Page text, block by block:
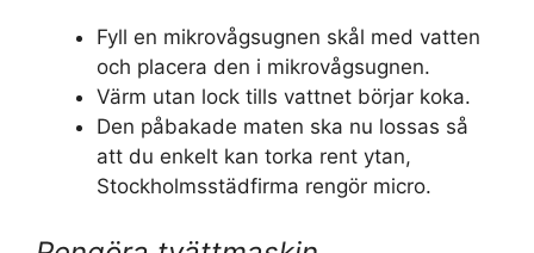
Fyll en mikrovågsugnen skål med vatten
och placera den i mikrovågsugnen.
Värm utan lock tills vattnet börjar koka.
Den påbakade maten ska nu lossas så
att du enkelt kan torka rent ytan,
Stockholmsstädfirma rengör micro.